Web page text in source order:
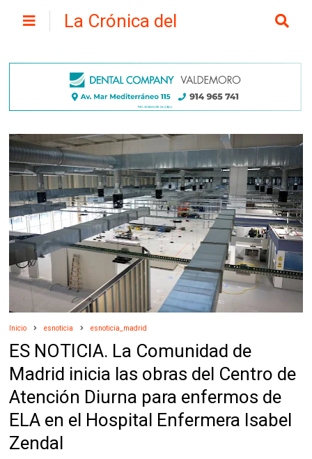
La Crónica del
Inicio esnoticia esnoticia_madrid
ES NOTICIA. La Comunidad de
Madrid inicia las obras del Centro de
Atención Diurna para enfermos de
ELA en el Hospital Enfermera Isabel
Zendal